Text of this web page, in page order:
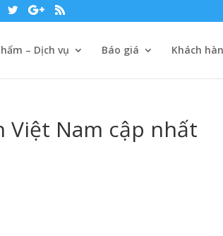
– Dịch vụ Báo giá Khách
Việt Nam cập nhất